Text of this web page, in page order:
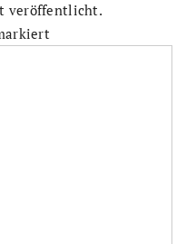
veröffentlicht.